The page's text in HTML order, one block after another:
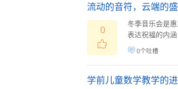
流动的音符，云端的
冬季音乐会是
表达祝福的内涵
0个吐槽
0
学前儿童数学教学的